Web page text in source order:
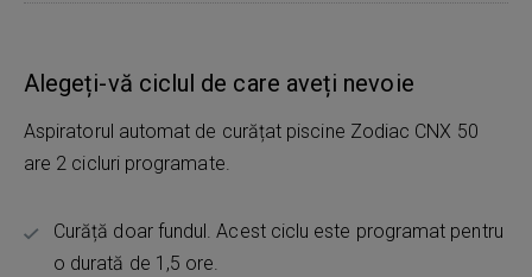
Alegeți-vă ciclul de care aveți nevoie
Aspiratorul automat de curățat piscine Zodiac CNX 50
are 2 cicluri programate.
Curăță doar fundul. Acest ciclu este programat pentru
o durată de 1,5 ore.